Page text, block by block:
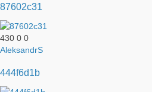
87602c31
430 0 0
AleksandrS
444f6d1b